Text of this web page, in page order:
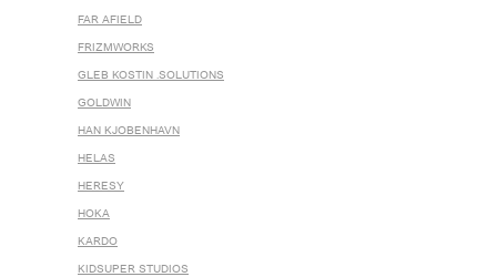
FAR AFIELD
FRIZMWORKS
GLEB KOSTIN .SOLUTIONS
GOLDWIN
HAN KJOBENHAVN
HELAS
HERESY
HOKA
KARDO
KIDSUPER STUDIOS